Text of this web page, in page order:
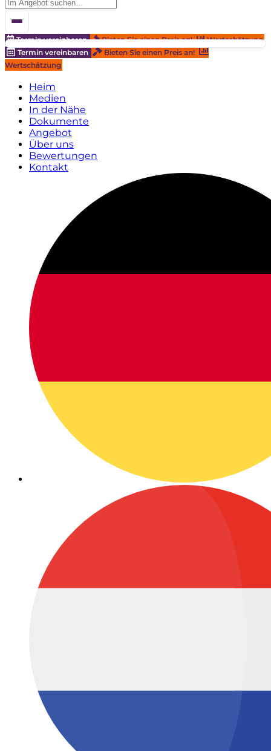
Termin vereinbaren Bieten Sie einen Preis an!
Wertschätzung
Termin vereinbaren
Bieten Sie einen Preis an!
Wertschätzung
Heim
Medien
In der Nähe
Dokumente
Angebot
Über uns
Bewertungen
Kontakt